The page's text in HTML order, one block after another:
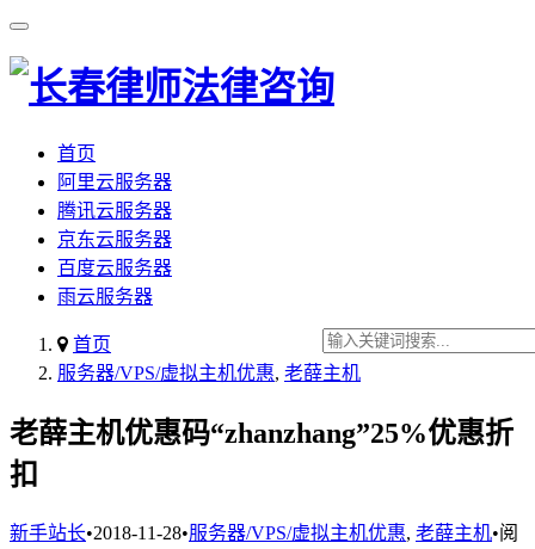
首页
阿里云服务器
腾讯云服务器
京东云服务器
百度云服务器
雨云服务器
首页
服务器/VPS/虚拟主机优惠, 老薛主机
老薛主机优惠码“zhanzhang”25%优惠折
扣
新手站长•2018-11-28•服务器/VPS/虚拟主机优惠, 老薛主机•阅